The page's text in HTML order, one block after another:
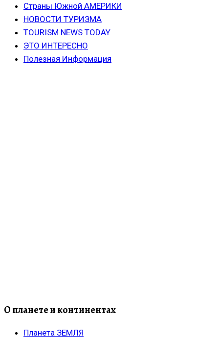
Страны Южной АМЕРИКИ
НОВОСТИ ТУРИЗМА
TOURISM NEWS TODAY
ЭТО ИНТЕРЕСНО
Полезная Информация
О планете и континентах
Планета ЗЕМЛЯ